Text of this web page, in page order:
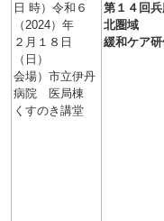
日 時）令和６
（2024）年
２月１８日
（日）
会場）市立伊丹
病院 医局棟
くすのき講堂
第１４回
北圏域
緩和ケア